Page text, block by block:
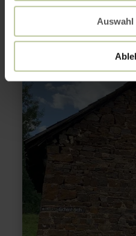
Auswahl
Dreisbachmühle
Mühle